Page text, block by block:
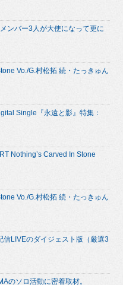
ンバー3人が大使になって更に
Vo./G.村松拓 続・たっきゅん
Single『永遠と影』特集：
Nothing’s Carved In Stone
Vo./G.村松拓 続・たっきゅん
信LIVEのダイジェスト版（厳選3
のソロ活動に密着取材。